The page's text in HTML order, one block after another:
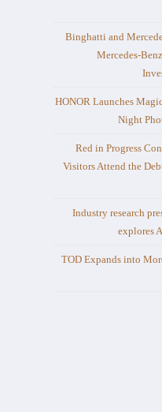
Binghatti and
Mercedes-
HONOR Launches
Night
Red in Progress
Visitors Attend the
Industry research
explores
TOD Expands into